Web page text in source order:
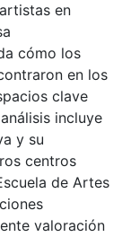
en
cómo los
en los
clave
incluye
y su
centros
de Artes
valoración